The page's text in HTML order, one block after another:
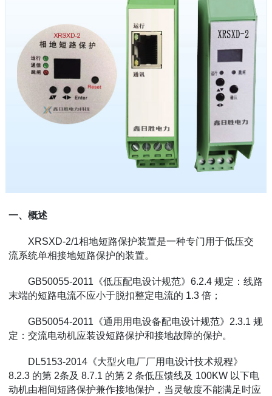
一、概述
XRSXD-2/1相地短路保护装置是一种专门用于低压交
流系统单相接地短路保护的装置。
GB50055-2011《低压配电设计规范》6.2.4 规定：线路
末端的短路电流不应小于脱扣整定电流的 1.3 倍；
GB50054-2011《通用用电设备配电设计规范》2.3.1 规
定：交流电动机应装设短路保护和接地故障的保护。
DL5153-2014《大型火电厂厂用电设计技术规程》
8.2.3 的第 2条及 8.7.1 的第 2 条低压馈线及 100KW 以下电
动机由相间短路保护兼作接地保护，当灵敏度不能满足时应